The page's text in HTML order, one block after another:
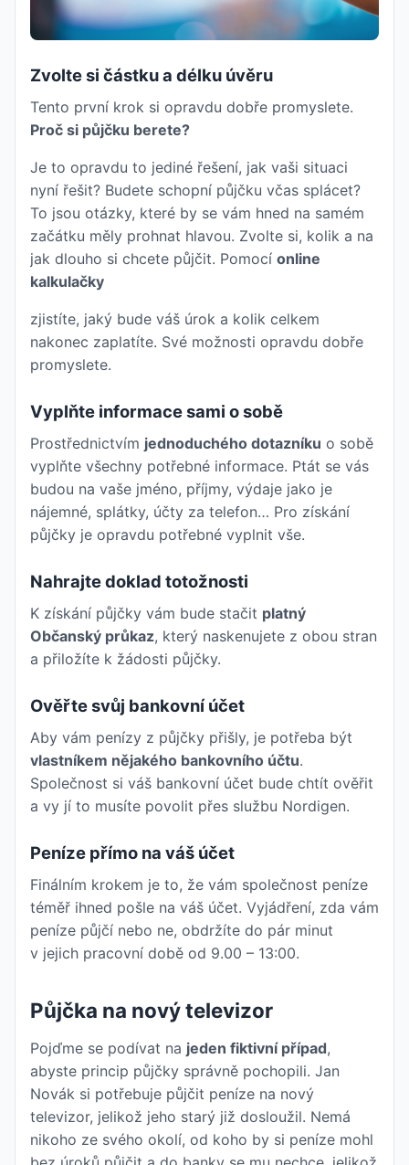
Zvolte si částku a délku úvěru
Tento první krok si opravdu dobře promyslete.
Proč si půjčku berete?
Je to opravdu to jediné řešení, jak vaši situaci
nyní řešit? Budete schopní půjčku včas splácet?
To jsou otázky, které by se vám hned na samém
začátku měly prohnat hlavou. Zvolte si, kolik a na
jak dlouho si chcete půjčit. Pomocí online
kalkulačky
zjistíte, jaký bude váš úrok a kolik celkem
nakonec zaplatíte. Své možnosti opravdu dobře
promyslete.
Vyplňte informace sami o sobě
Prostřednictvím jednoduchého dotazníku o sobě
vyplňte všechny potřebné informace. Ptát se vás
budou na vaše jméno, příjmy, výdaje jako je
nájemné, splátky, účty za telefon… Pro získání
půjčky je opravdu potřebné vyplnit vše.
Nahrajte doklad totožnosti
K získání půjčky vám bude stačit platný
Občanský průkaz, který naskenujete z obou stran
a přiložíte k žádosti půjčky.
Ověřte svůj bankovní účet
Aby vám penízy z půjčky přišly, je potřeba být
vlastníkem nějakého bankovního účtu.
Společnost si váš bankovní účet bude chtít ověřit
a vy jí to musíte povolit přes službu Nordigen.
Peníze přímo na váš účet
Finálním krokem je to, že vám společnost peníze
téměř ihned pošle na váš účet. Vyjádření, zda vám
peníze půjčí nebo ne, obdržíte do pár minut
v jejich pracovní době od 9.00 – 13:00.
Půjčka na nový televizor
Pojďme se podívat na jeden fiktivní případ,
abyste princip půjčky správně pochopili. Jan
Novák si potřebuje půjčit peníze na nový
televizor, jelikož jeho starý již dosloužil. Nemá
nikoho ze svého okolí, od koho by si peníze mohl